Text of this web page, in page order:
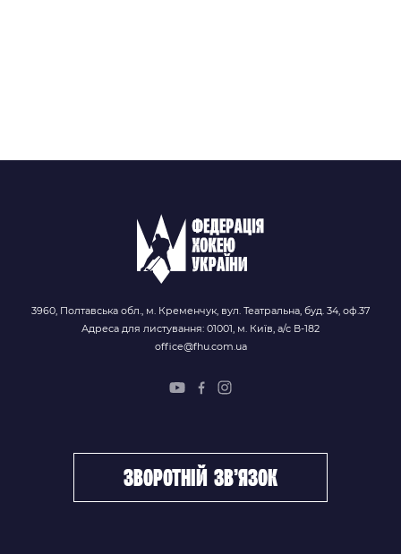
3960, Полтавська обл., м. Кременчук, вул. Театральна, буд. 34, оф.37
Адреса для листування: 01001, м. Київ, а/с В-182
office@fhu.com.ua
зворотній зв’язок